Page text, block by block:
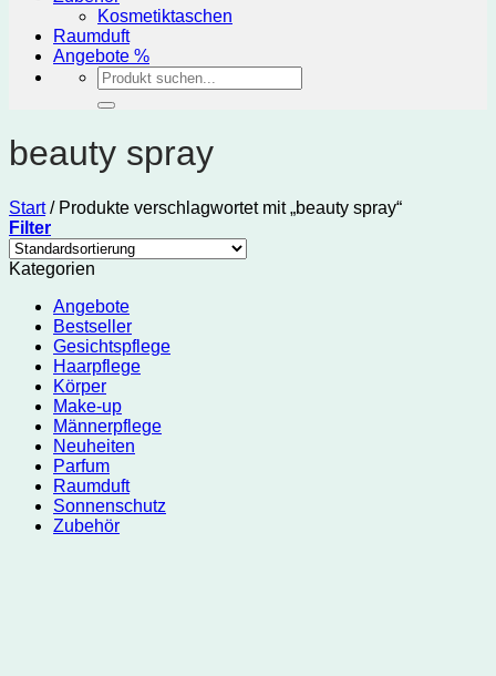
Kosmetiktaschen
Raumduft
Angebote %
Suchen
nach:
beauty spray
Start /Produkte verschlagwortet mit „beauty spray“
Filter
Kategorien
Angebote
Bestseller
Gesichtspflege
Haarpflege
Körper
Make-up
Männerpflege
Neuheiten
Parfum
Raumduft
Sonnenschutz
Zubehör